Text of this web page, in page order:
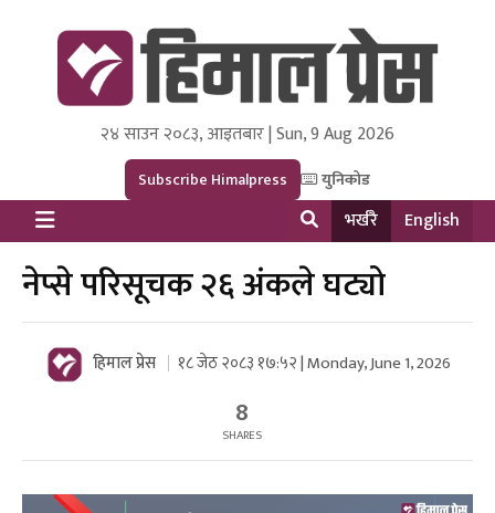
Himal Press
Dot NewsyNepal Media and Research Pvt Ltd.
२४ साउन २०८३, आइतबार | Sun, 9 Aug 2026
Subscribe Himalpress युनिकोड
भर्खरै English
नेप्से परिसूचक २६ अंकले घट्यो
हिमाल प्रेस १८ जेठ २०८३ १७:५२ | Monday, June 1, 2026
8
SHARES